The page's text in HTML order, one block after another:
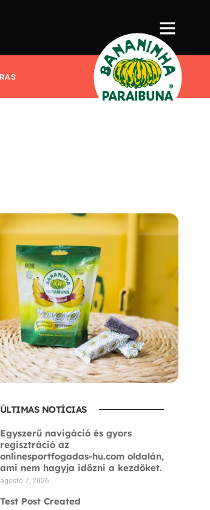
ÚLTIMAS NOTÍCIAS
Egyszerű navigáció és gyors
regisztráció az
onlinesportfogadas-hu.com oldalán,
ami nem hagyja időzni a kezdőket.
agosto 7, 2026
Test Post Created